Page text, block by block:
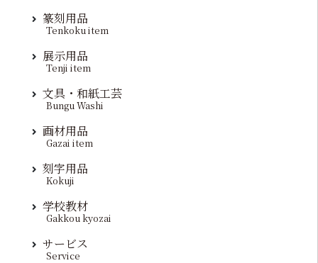
篆刻用品
Tenkoku item
展示用品
Tenji item
文具・和紙工芸
Bungu Washi
画材用品
Gazai item
刻字用品
Kokuji
学校教材
Gakkou kyozai
サービス
Service